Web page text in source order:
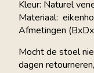
Kleur: Naturel
Materiaal:
Afmetingen
Mocht de stoel
dagen